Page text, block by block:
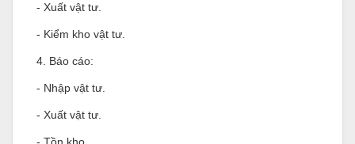
- Xuất vật tư.
- Kiểm kho vật tư.
4. Báo cáo:
- Nhập vật tư.
- Xuất vật tư.